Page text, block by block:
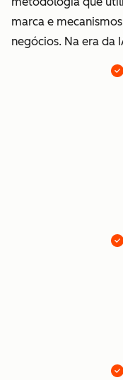
marca e
negócios. Na era da